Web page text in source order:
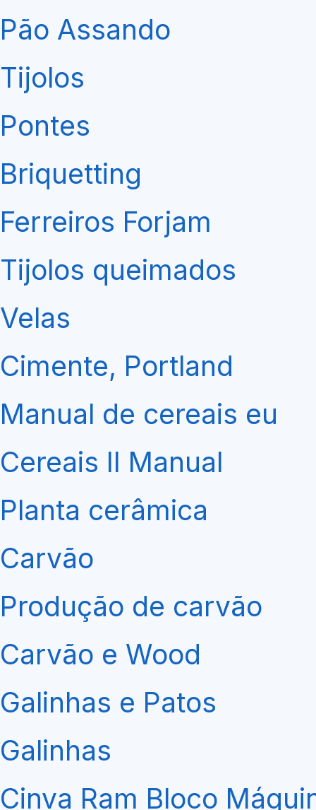
Pão Assando
Tijolos
Pontes
Briquetting
Ferreiros Forjam
Tijolos queimados
Velas
Cimente, Portland
Manual de cereais eu
Cereais II Manual
Planta cerâmica
Carvão
Produção de carvão
Carvão e Wood
Galinhas e Patos
Galinhas
Cinva Ram Bloco